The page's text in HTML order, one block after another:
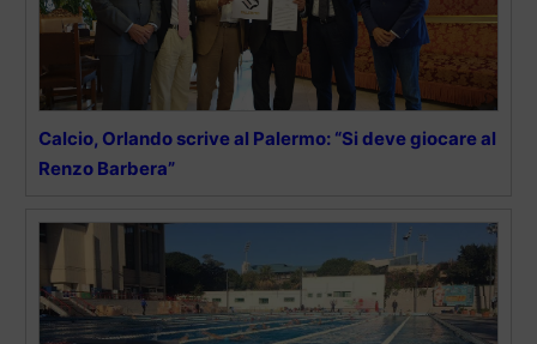
Calcio, Orlando scrive al Palermo: “Si deve giocare al
Renzo Barbera”